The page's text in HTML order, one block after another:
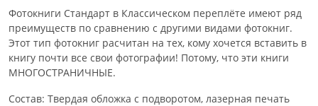
Фотокниги Стандарт в Классическом переплёте имеют ряд
преимуществ по сравнению с другими видами фотокниг.
Этот тип фотокниг расчитан на тех, кому хочется вставить в
книгу почти все свои фотографии! Потому, что эти книги
МНОГОСТРАНИЧНЫЕ.
Состав: Твердая обложка с подворотом, лазерная печать